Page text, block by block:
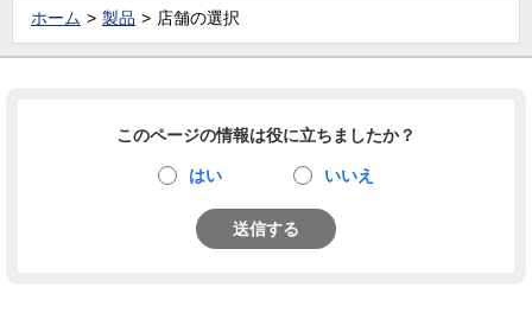
ホーム 製品 店舗の選択
このページの情報は役に立ちましたか？
はい いいえ
送信する